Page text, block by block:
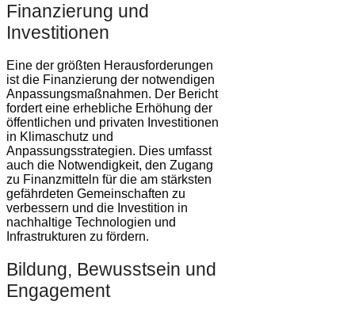
Finanzierung und
Investitionen
Eine der größten Herausforderungen
ist die Finanzierung der notwendigen
Anpassungsmaßnahmen. Der Bericht
fordert eine erhebliche Erhöhung der
öffentlichen und privaten Investitionen
in Klimaschutz und
Anpassungsstrategien. Dies umfasst
auch die Notwendigkeit, den Zugang
zu Finanzmitteln für die am stärksten
gefährdeten Gemeinschaften zu
verbessern und die Investition in
nachhaltige Technologien und
Infrastrukturen zu fördern.
Bildung, Bewusstsein und
Engagement